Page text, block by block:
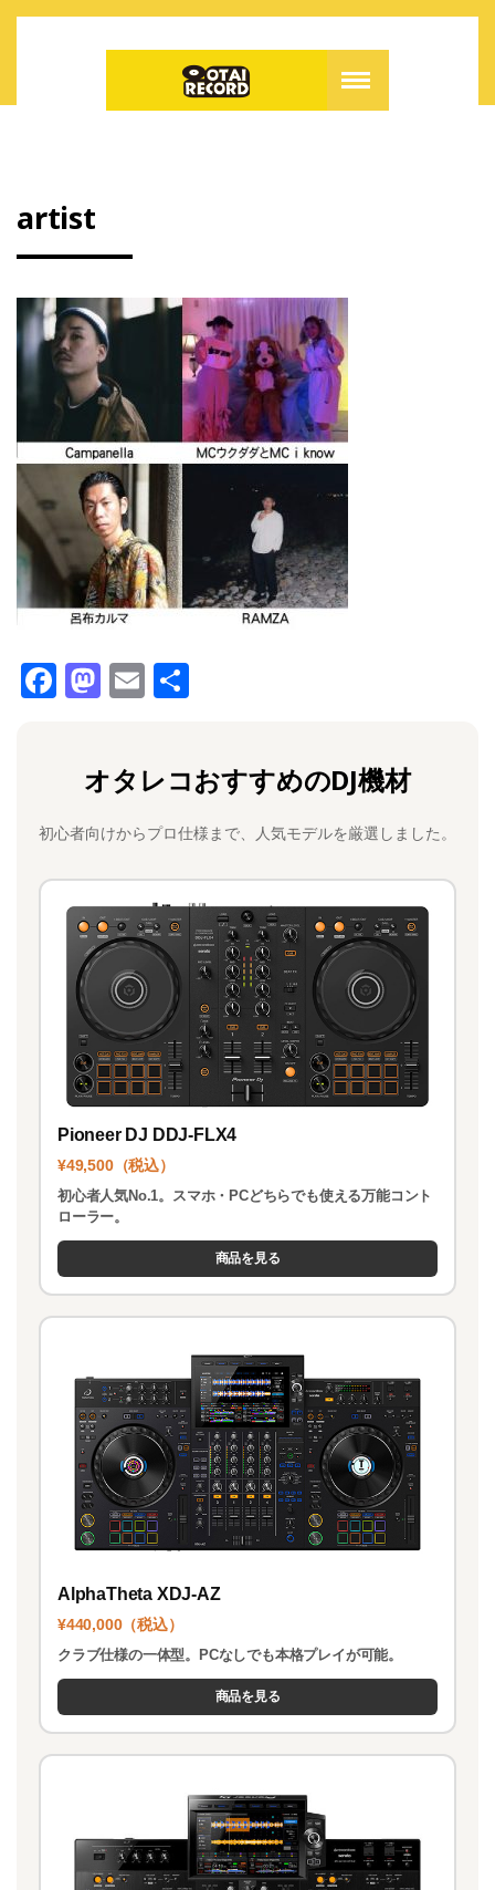
artist
F
b
o
o
k
M
o
d
o
n
E
l
オタレコおすすめのDJ機材
初心者向けからプロ仕様まで、人気モデルを厳選しました。
Pioneer DJ DDJ-FLX4
¥49,500（税込）
初心者人気No.1。スマホ・PCどちらでも使える万能コント
ローラー。
商品を見る
AlphaTheta XDJ-AZ
¥440,000（税込）
クラブ仕様の一体型。PCなしでも本格プレイが可能。
商品を見る